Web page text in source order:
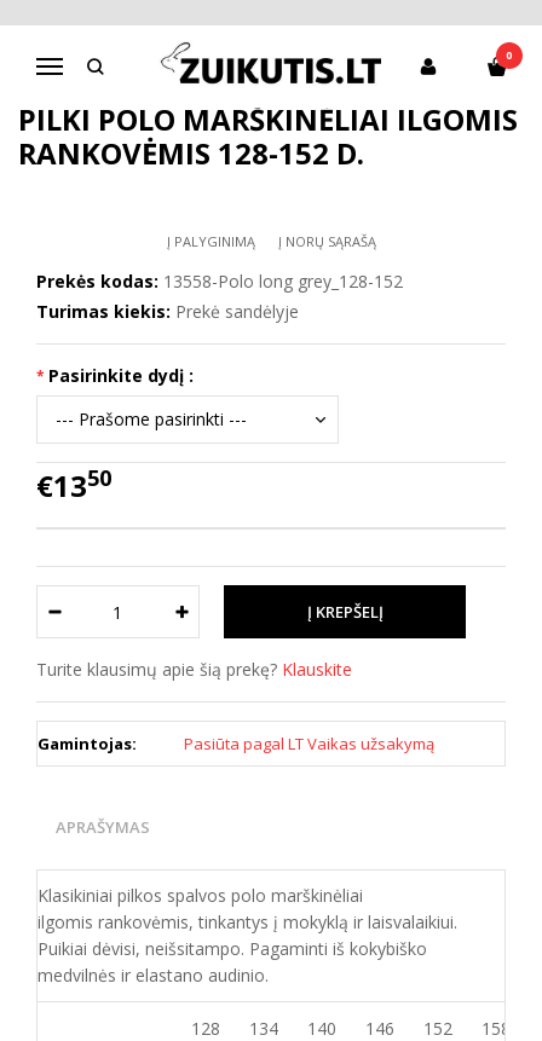
Navigacija
0
Pagrindinis Apranga berniukams
Marškiniai, marškinėliai
Pilki POLO marškinėliai ilgomis rankovėmis 128-152 d.
PILKI POLO MARŠKINĖLIAI ILGOMIS
RANKOVĖMIS 128-152 D.
Į PALYGINIMĄ Į NORŲ SĄRAŠĄ
Prekės kodas: 13558-Polo long grey_128-152
Turimas kiekis: Prekė sandėlyje
Pasirinkite dydį :
€1350
Turite klausimų apie šią prekę? Klauskite
Gamintojas: Pasiūta pagal LT Vaikas užsakymą
APRAŠYMAS
Klasikiniai pilkos spalvos polo marškinėliai
ilgomis rankovėmis, tinkantys į mokyklą ir laisvalaikiui.
Puikiai dėvisi, neišsitampo. Pagaminti iš kokybiško
medvilnės ir elastano audinio.
128 134 140 146 152 158